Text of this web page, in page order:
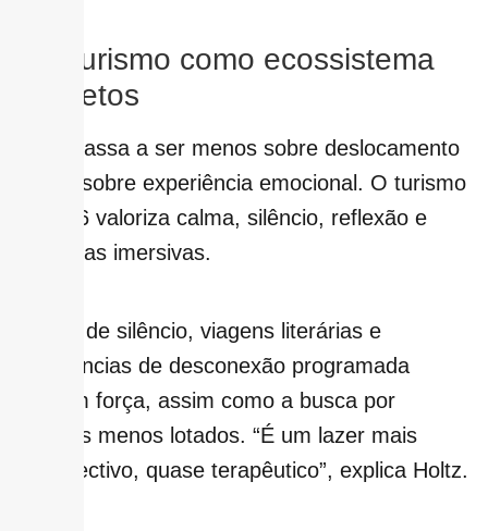
5 – Turismo como ecossistema
de afetos
Viajar passa a ser menos sobre deslocamento
e mais sobre experiência emocional. O turismo
de 2026 valoriza calma, silêncio, reflexão e
narrativas imersivas.
Retiros de silêncio, viagens literárias e
experiências de desconexão programada
ganham força, assim como a busca por
destinos menos lotados. “É um lazer mais
introspectivo, quase terapêutico”, explica Holtz.